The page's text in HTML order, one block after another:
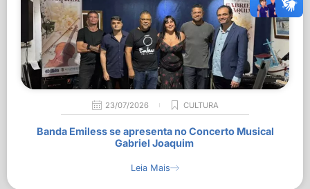
23/07/2026 CULTURA
Banda Emiless se apresenta no Concerto Musical
Gabriel Joaquim
Leia Mais